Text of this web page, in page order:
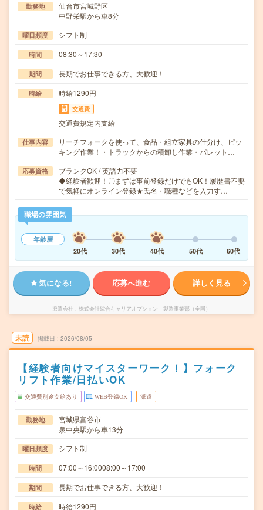
勤務地
仙台市宮城野区
中野栄駅から車8分
曜日頻度 シフト制
時間 08:30～17:30
期間 長期でお仕事できる方、大歓迎！
時給 時給1290円
交通費
交通費規定内支給
仕事内容
リーチフォークを使って、食品・組立家具の仕分け、ピッ
キング作業！・トラックからの積卸し作業・パレット…
応募資格
ブランクOK / 英語力不要
◆経験者歓迎！〇まずは事前登録だけでもOK！履歴書不要
で気軽にオンライン登録★氏名・職種などを入力す…
職場の雰囲気
年齢層
20代
30代 40代 50代 60代
気になる! 応募へ進む 詳しく見る
派遣会社 株式会社綜合キャリアオプション 製造事業部（全国）
未読 掲載日 2026/08/05
【経験者向けマイスターワーク！】フォーク
リフト作業/日払いOK
交通費別途支給あり WEB登録OK 派遣
勤務地
宮城県富谷市
泉中央駅から車13分
曜日頻度 シフト制
時間 07:00～16:0008:00～17:00
期間 長期でお仕事できる方、大歓迎！
時給 時給1290円